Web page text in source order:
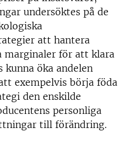
undersöktes på de
att hantera
marginaler för att klara
öka andelen
exempelvis börja föda
den enskilde
personliga
till förändring.